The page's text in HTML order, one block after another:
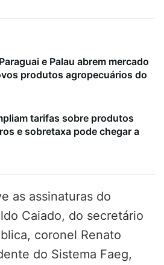
e Palau abrem mercado
produtos agropecuários do
tarifas sobre produtos
e sobretaxa pode chegar a
as assinaturas do
Caiado, do secretário
coronel Renato
do Sistema Faeg,